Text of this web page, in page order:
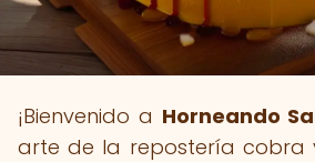
¡Bienvenido a Horneando
arte de la repostería cobra